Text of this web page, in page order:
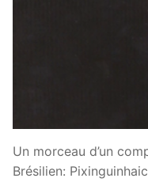
Un morceau d’un
Brésilien: